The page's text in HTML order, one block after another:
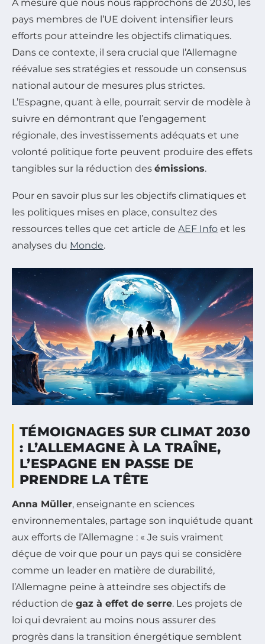
À mesure que nous nous rapprochons de 2030, les
pays membres de l’UE doivent intensifier leurs
efforts pour atteindre les objectifs climatiques.
Dans ce contexte, il sera crucial que l’Allemagne
réévalue ses stratégies et ressoude un consensus
national autour de mesures plus strictes.
L’Espagne, quant à elle, pourrait servir de modèle à
suivre en démontrant que l’engagement
régionale, des investissements adéquats et une
volonté politique forte peuvent produire des effets
tangibles sur la réduction des émissions.
Pour en savoir plus sur les objectifs climatiques et
les politiques mises en place, consultez des
ressources telles que cet article de AEF Info et les
analyses du Monde.
TÉMOIGNAGES SUR CLIMAT 2030
: L’ALLEMAGNE À LA TRAÎNE,
L’ESPAGNE EN PASSE DE
PRENDRE LA TÊTE
Anna Müller, enseignante en sciences
environnementales, partage son inquiétude quant
aux efforts de l’Allemagne : « Je suis vraiment
déçue de voir que pour un pays qui se considère
comme un leader en matière de durabilité,
l’Allemagne peine à atteindre ses objectifs de
réduction de gaz à effet de serre. Les projets de
loi qui devraient au moins nous assurer des
progrès dans la transition énergétique semblent